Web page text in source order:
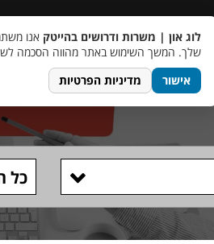
כל
לוג און | משרות ודרושים בהייטק
שלך. המשך השימוש באתר מהווה הסכמה
אישור
מדיניות הפרטיות